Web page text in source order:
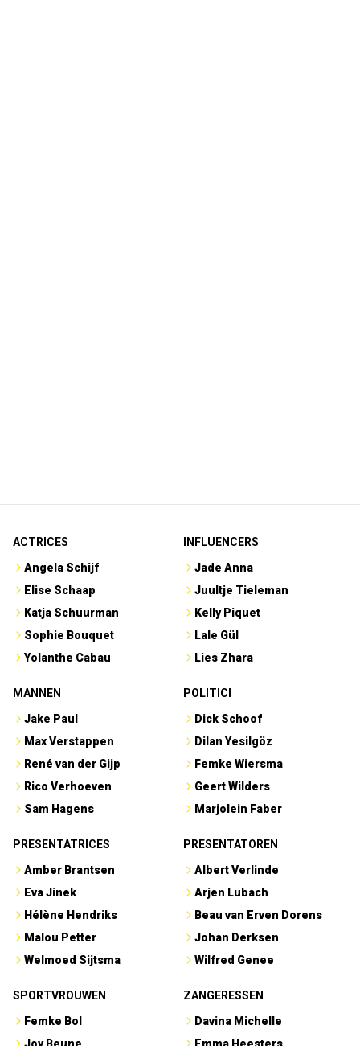
ACTRICES
Angela Schijf
Elise Schaap
Katja Schuurman
Sophie Bouquet
Yolanthe Cabau
INFLUENCERS
Jade Anna
Juultje Tieleman
Kelly Piquet
Lale Gül
Lies Zhara
MANNEN
Jake Paul
Max Verstappen
René van der Gijp
Rico Verhoeven
Sam Hagens
POLITICI
Dick Schoof
Dilan Yesilgöz
Femke Wiersma
Geert Wilders
Marjolein Faber
PRESENTATRICES
Amber Brantsen
Eva Jinek
Hélène Hendriks
Malou Petter
Welmoed Sijtsma
PRESENTATOREN
Albert Verlinde
Arjen Lubach
Beau van Erven Dorens
Johan Derksen
Wilfred Genee
SPORTVROUWEN
Femke Bol
ZANGERESSEN
Davina Michelle